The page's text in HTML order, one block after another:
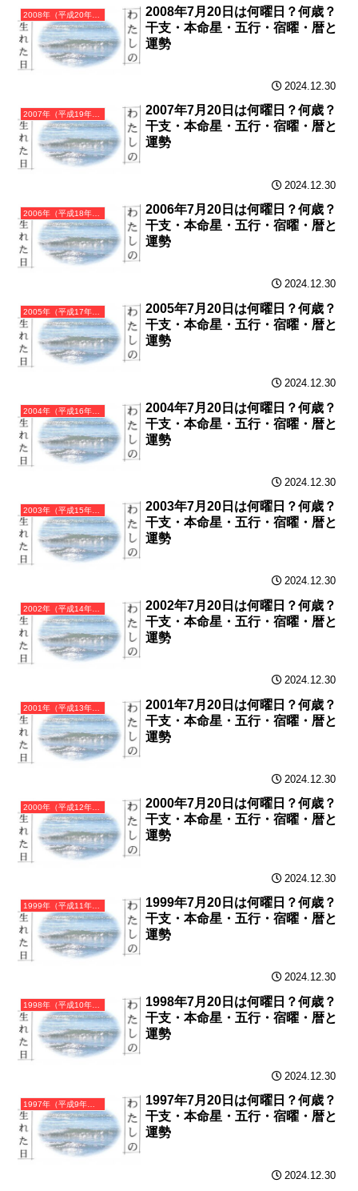
2008年（平成20年）戊子（つちのえね）・子年（ねずみ年）カレンダー（月曜はじまり）
2008年7月20日は何曜日？何歳？
干支・本命星・五行・宿曜・暦と
運勢
2024.12.30
2007年（平成19年）丁亥（ひのとい）・亥年（いのしし年）カレンダー（月曜はじまり）
2007年7月20日は何曜日？何歳？
干支・本命星・五行・宿曜・暦と
運勢
2024.12.30
2006年（平成18年）丙戌（ひのえいぬ）・戌年（いぬ年）カレンダー（月曜はじまり）
2006年7月20日は何曜日？何歳？
干支・本命星・五行・宿曜・暦と
運勢
2024.12.30
2005年（平成17年）乙酉（きのととり）・酉年（とり年）カレンダー（月曜はじまり）
2005年7月20日は何曜日？何歳？
干支・本命星・五行・宿曜・暦と
運勢
2024.12.30
2004年（平成16年）甲申（きのえさる）・申年（さる年）カレンダー（月曜はじまり）
2004年7月20日は何曜日？何歳？
干支・本命星・五行・宿曜・暦と
運勢
2024.12.30
2003年（平成15年）癸未（みずのとひつじ）・未年（ひつじ年）カレンダー（月曜はじまり）
2003年7月20日は何曜日？何歳？
干支・本命星・五行・宿曜・暦と
運勢
2024.12.30
2002年（平成14年）壬午（みずのえうま）・午年（うま年）カレンダー（月曜はじまり）
2002年7月20日は何曜日？何歳？
干支・本命星・五行・宿曜・暦と
運勢
2024.12.30
2001年（平成13年）辛巳（かのとみ）・巳年（へび年）カレンダー（月曜はじまり）
2001年7月20日は何曜日？何歳？
干支・本命星・五行・宿曜・暦と
運勢
2024.12.30
2000年（平成12年）庚辰（かのえたつ）・辰年（たつ年）カレンダー（月曜はじまり）
2000年7月20日は何曜日？何歳？
干支・本命星・五行・宿曜・暦と
運勢
2024.12.30
1999年（平成11年）己卯（つちのとう）・卯年（うさぎ年）カレンダー（月曜はじまり）
1999年7月20日は何曜日？何歳？
干支・本命星・五行・宿曜・暦と
運勢
2024.12.30
1998年（平成10年）戊寅（つちのえとら）・寅年（とら年）カレンダー（月曜はじまり）
1998年7月20日は何曜日？何歳？
干支・本命星・五行・宿曜・暦と
運勢
2024.12.30
1997年（平成9年）丁丑（ひのとうし）・丑年（うし年）カレンダー（月曜はじまり）
1997年7月20日は何曜日？何歳？
干支・本命星・五行・宿曜・暦と
運勢
2024.12.30